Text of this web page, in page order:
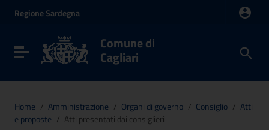
Vai al menu di navigazione
RegioneSardegna
Toggle navigation Comune di
Cagliari
Home / Amministrazione / Organi di governo / Consiglio / Atti
e proposte / Atti presentati dai consiglieri